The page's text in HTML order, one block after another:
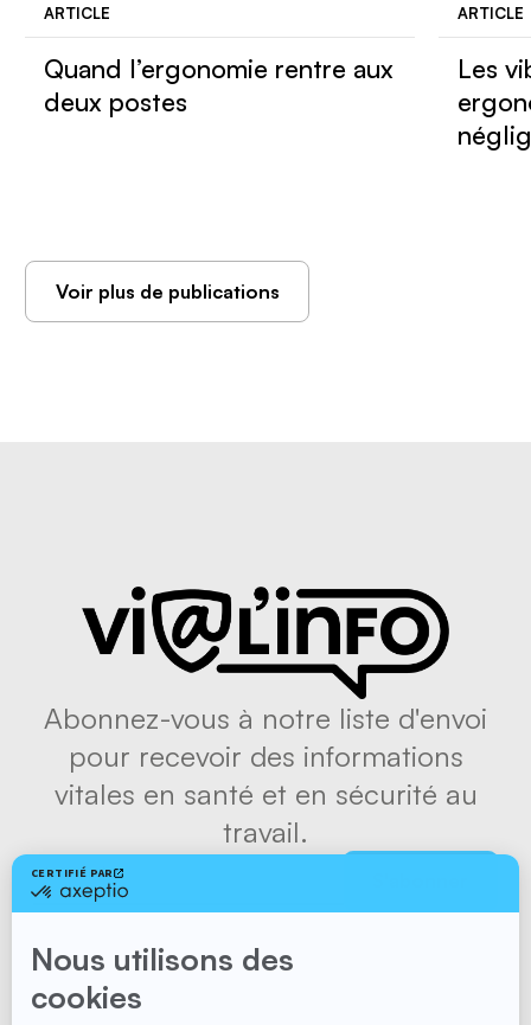
ARTICLE
Quand l’ergonomie rentre aux
deux postes
ARTICLE
Les
Voir plus de publications
Abonnez-vous à notre liste d'envoi
pour recevoir des informations
vitales en santé et en sécurité au
travail.